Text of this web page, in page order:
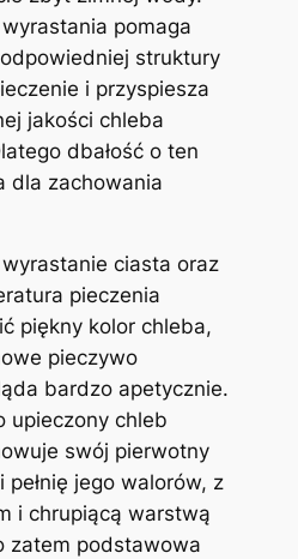
pomaga
struktury
i przyspiesza
jakości chleba
dbałość o ten
dla zachowania
ciasta oraz
pieczenia
piękny kolor chleba,
pieczywo
bardzo apetycznie.
upieczony chleb
swój pierwotny
jego walorów, z
i chrupiącą warstwą
zatem podstawowa